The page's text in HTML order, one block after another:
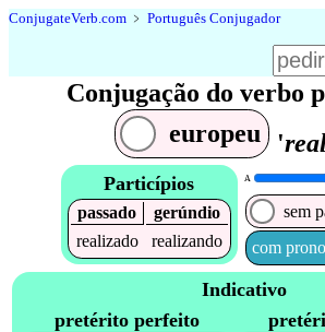
ConjugateVerb.com ﹥ Português Conjugador
Conjugação do verbo
europeu
'
Particípios
passado
gerúndio
realizado
realizando
A
sem
com
Indicativo
pretérito perfeito